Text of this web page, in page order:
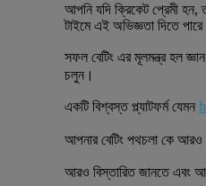
আপনি যদি ক্রিকেট প্রেমী হন,
টাইমে এই অভিজ্ঞতা দিতে
সফল বেটিং এর মূলমন্ত্র হল
চলুন।
একটি বিশ্বস্ত প্ল্যাটফর্ম যেমন
আপনার বেটিং পথচলা কে
আরও বিস্তারিত জানতে এবং